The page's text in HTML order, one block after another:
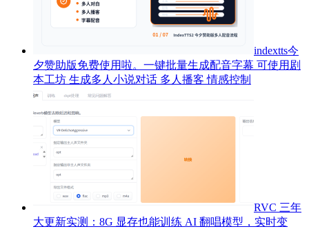
indextts今
夕赞助版免费使用啦。一键批量生成配音字幕 可使用剧
本工坊 生成多人小说对话 多人播客 情感控制
RVC 三年
大更新实测：8G 显存也能训练 AI 翻唱模型，实时变